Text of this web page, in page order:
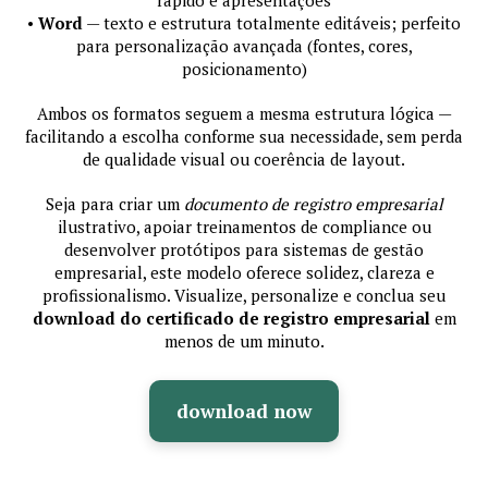
• Word — texto e estrutura totalmente editáveis; perfeito
para personalização avançada (fontes, cores,
posicionamento)
Ambos os formatos seguem a mesma estrutura lógica —
facilitando a escolha conforme sua necessidade, sem perda
de qualidade visual ou coerência de layout.
Seja para criar um documento de registro empresarial
ilustrativo, apoiar treinamentos de compliance ou
desenvolver protótipos para sistemas de gestão
empresarial, este modelo oferece solidez, clareza e
profissionalismo. Visualize, personalize e conclua seu
download do certificado de registro empresarial em
menos de um minuto.
download now